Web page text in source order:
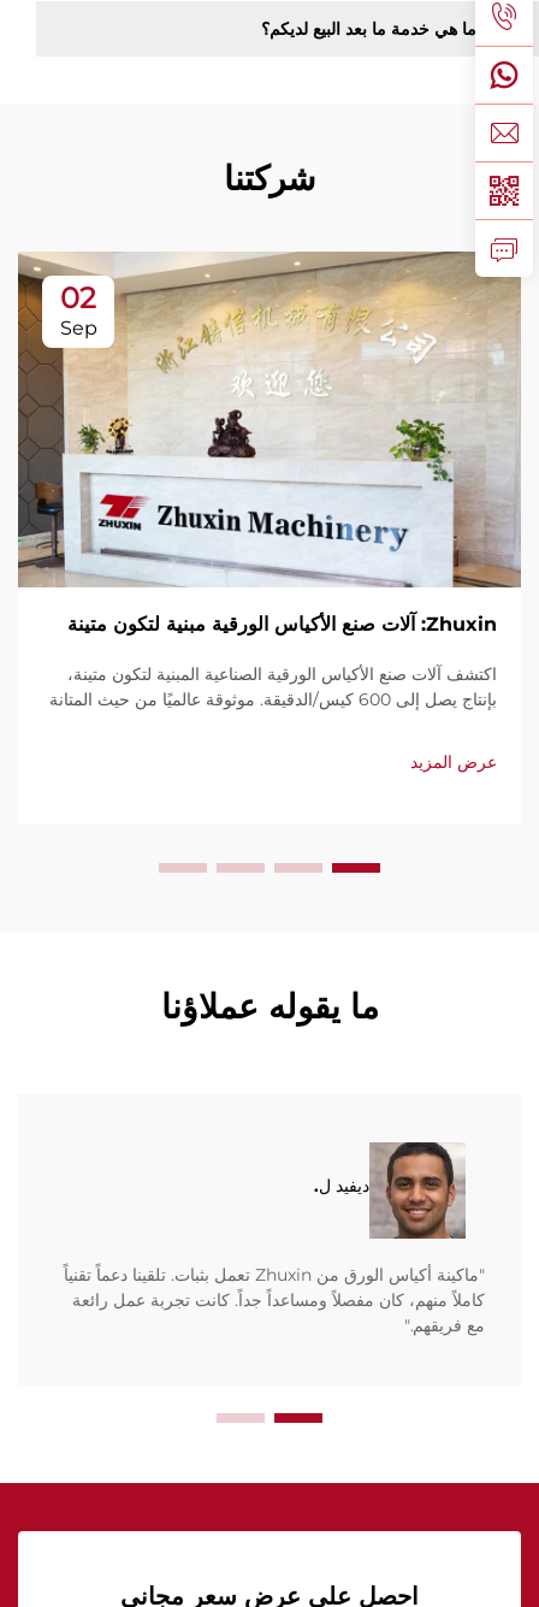
ما هي خدمة ما بعد البيع لديكم؟
شركتنا
02
Sep
Zhuxin: آلات صنع الأكياس الورقية مبنية لتكون متينة
اكتشف آلات صنع الأكياس الورقية الصناعية المبنية لتكون متينة،
بإنتاج يصل إلى 600 كيس/الدقيقة. موثوقة عالميًا من حيث المتانة
وخدمة سريعة. اطلب عرض سعر اليوم.
عرض المزيد
ما يقوله عملاؤنا
ديفيد ل.
"ماكينة أكياس الورق من Zhuxin تعمل بثبات. تلقينا دعماً تقنياً
كاملاً منهم، كان مفصلاً ومساعداً جداً. كانت تجربة عمل رائعة
مع فريقهم."
احصل على عرض سعر مجاني